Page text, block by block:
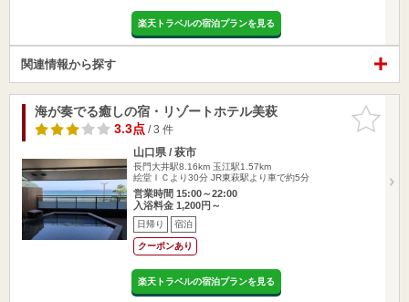
楽天トラベルの宿泊プランを見る
関連情報から探す
お気に入
りに追加
海が奏でる癒しの宿・リゾートホテル美萩
3.3点/ 3 件
山口県 / 萩市
長門大井駅8.16km 玉江駅1.57km
絵堂ＩＣより30分 JR東萩駅より車で約5分
営業時間 15:00～22:00
入浴料金 1,200円～
日帰り 宿泊
クーポンあり
楽天トラベルの宿泊プランを見る